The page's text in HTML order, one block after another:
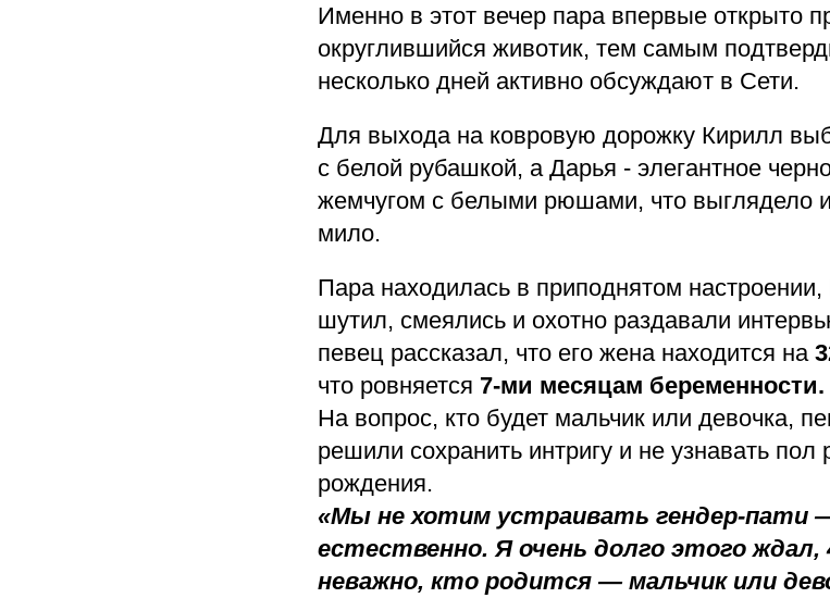
Именно в этот вечер пара впервые открыто
округлившийся животик, тем самым
несколько дней активно обсуждают в Сети.
Для выхода на ковровую дорожку Кирилл
с белой рубашкой, а Дарья - элегантное
жемчугом с белыми рюшами, что выглядело
мило.
Пара находилась в приподнятом
шутил, смеялись и охотно раздавали
певец рассказал, что его жена находится на
что ровняется 7-ми месяцам беременности.
На вопрос, кто будет мальчик или девочка,
решили сохранить интригу и не узнавать пол
рождения.
«Мы не хотим устраивать гендер-пати
естественно. Я очень долго этого ждал,
неважно, кто родится — мальчик или